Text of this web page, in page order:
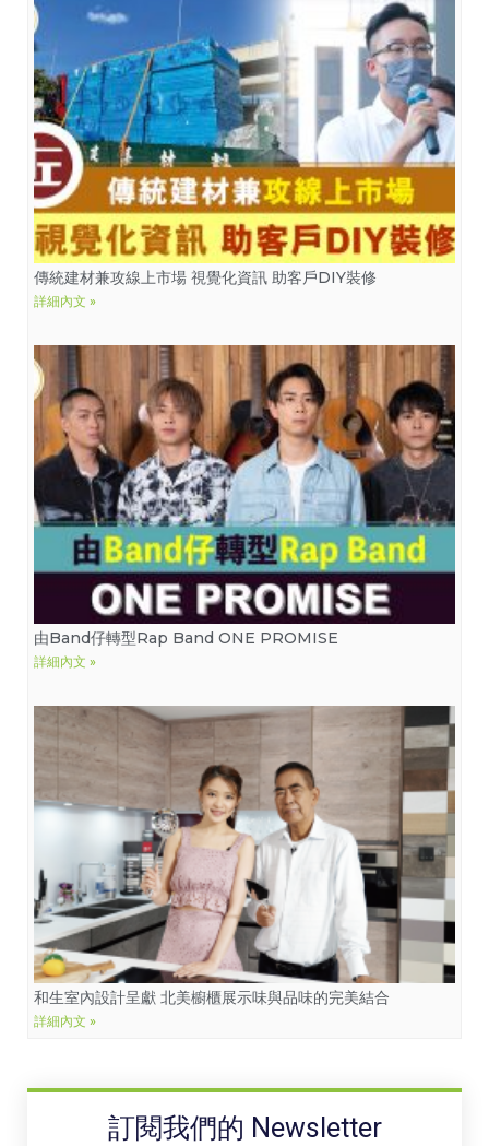
傳統建材兼攻線上市場 視覺化資訊 助客戶DIY裝修
詳細內文 »
由Band仔轉型Rap Band ONE PROMISE
詳細內文 »
和生室內設計呈獻 北美櫥櫃展示味與品味的完美結合
詳細內文 »
訂閱我們的 Newsletter